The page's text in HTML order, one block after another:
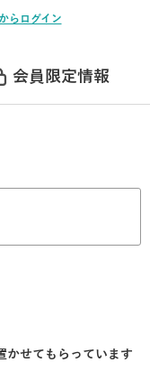
らログイン
会員限定情報
かせてもらっています